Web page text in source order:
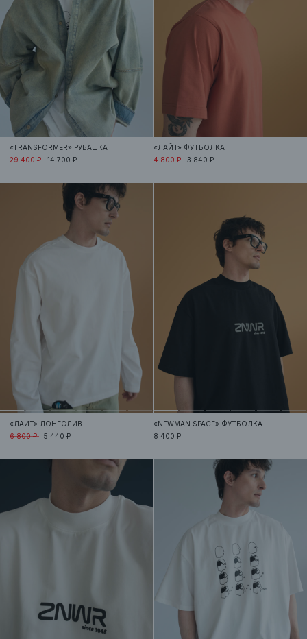
«TRANSFORMER» РУБАШКА
29 400 ₽ 14 700 ₽
«ЛАЙТ» ФУТБОЛКА
4 800 ₽ 3 840 ₽
«ЛАЙТ» ЛОНГСЛИВ
6 800 ₽ 5 440 ₽
«NEWMAN SPACE» ФУТБОЛКА
8 400 ₽